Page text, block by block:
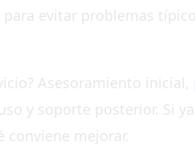
evitar problemas
Asesoramiento
y soporte posterior. Si
conviene mejorar.